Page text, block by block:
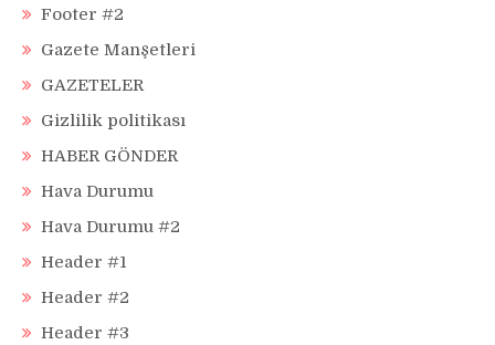
Footer #2
Gazete Manşetleri
GAZETELER
Gizlilik politikası
HABER GÖNDER
Hava Durumu
Hava Durumu #2
Header #1
Header #2
Header #3